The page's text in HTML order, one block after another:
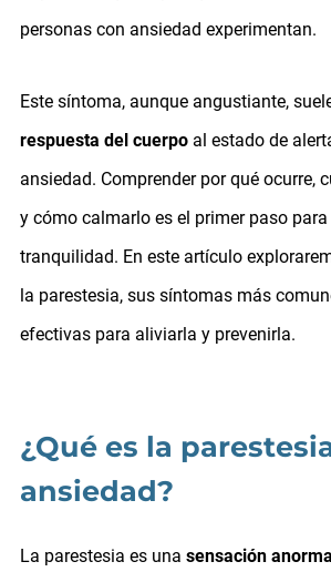
personas con ansiedad experimentan.
Este síntoma, aunque angustiante,
respuesta del cuerpoal estado de
ansiedad. Comprender por qué ocurre,
y cómo calmarlo es el primer paso para
tranquilidad. En este artículo
la parestesia, sus síntomas más
efectivas para aliviarla y prevenirla.
¿Qué es la
ansiedad?
La parestesia es una sensación